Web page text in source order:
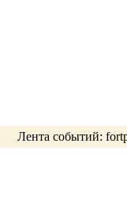
Лента событий: